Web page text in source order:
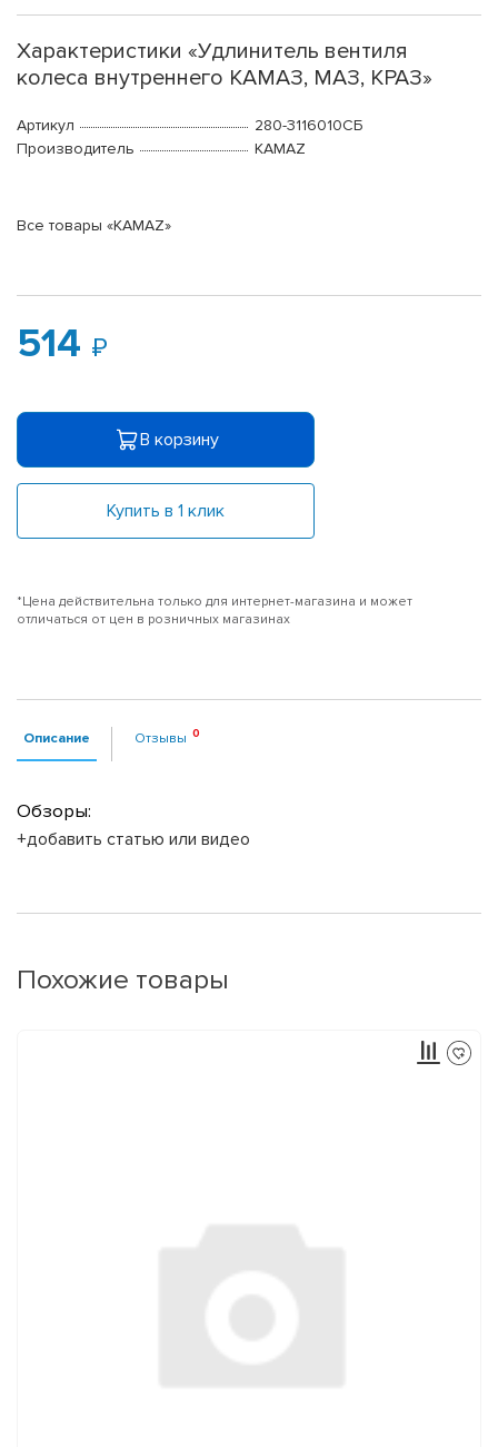
Характеристики «Удлинитель вентиля
колеса внутреннего КАМАЗ, МАЗ, КРАЗ»
Артикул
280-3116010СБ
Производитель
KAMAZ
Все товары «KAMAZ»
514
В корзину
Купить в 1 клик
*Цена действительна только для интернет-магазина и может
отличаться от цен в розничных магазинах
Описание Отзывы
Обзоры:
+добавить статью или видео
Похожие товары